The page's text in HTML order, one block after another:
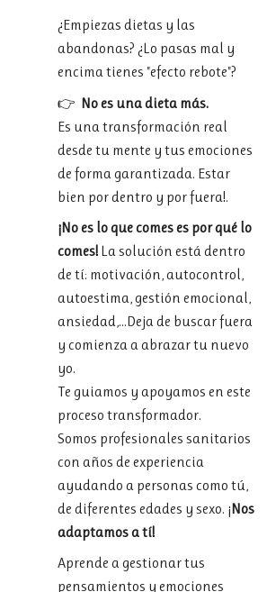
¿Empiezas dietas y las
abandonas? ¿Lo pasas mal y
encima tienes "efecto rebote"?
👉 No es unadieta más.
Es una transformación real
desde tu mente y tus emociones
de forma garantizada. Estar
bien por dentro y por fuera!.
¡No es lo que comes es por qué lo
comes!La solución está dentro
de tí: motivación, autocontrol,
autoestima, gestión emocional,
ansiedad,...Deja de buscar fuera
y comienza a abrazar tu nuevo
yo.
Te guiamos y apoyamos en este
proceso transformador.
Somos profesionales sanitarios
con años de experiencia
ayudando a personas como tú,
de diferentes edades y sexo. ¡Nos
adaptamos a tí!
Aprende agestionartus
pensamientos y emociones